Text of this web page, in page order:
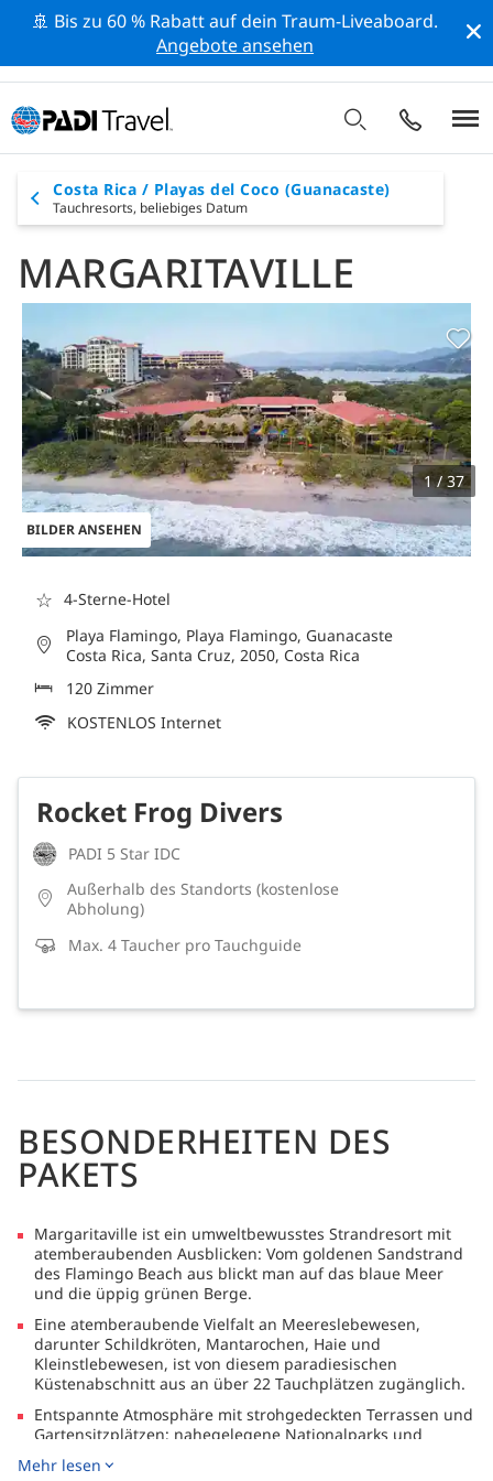
🚢 Bis zu 60 % Rabatt auf dein Traum-Liveaboard.
Angebote ansehen
Costa Rica / Playas del Coco (Guanacaste)
Tauchresorts, beliebiges Datum
MARGARITAVILLE
BILDER ANSEHEN
1 / 37
☆ 4-Sterne-Hotel
Playa Flamingo, Playa Flamingo, Guanacaste
Costa Rica, Santa Cruz, 2050, Costa Rica
120 Zimmer
KOSTENLOS Internet
Rocket Frog Divers
PADI 5 Star IDC
Außerhalb des Standorts (kostenlose
Abholung)
Max. 4 Taucher pro Tauchguide
BESONDERHEITEN DES
PAKETS
Margaritaville ist ein umweltbewusstes Strandresort mit
atemberaubenden Ausblicken: Vom goldenen Sandstrand
des Flamingo Beach aus blickt man auf das blaue Meer
und die üppig grünen Berge.
Eine atemberaubende Vielfalt an Meereslebewesen,
darunter Schildkröten, Mantarochen, Haie und
Kleinstlebewesen, ist von diesem paradiesischen
Küstenabschnitt aus an über 22 Tauchplätzen zugänglich.
Entspannte Atmosphäre mit strohgedeckten Terrassen und
Gartensitzplätzen; nahegelegene Nationalparks und
Tagesausflüge zwischen den Tauchgängen an.
Mehr lesen